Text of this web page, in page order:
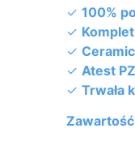
✓ 100%
✓
✓
✓ Atest
✓ Trwała